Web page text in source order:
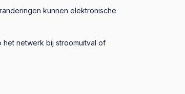
kunnen elektronische
netwerk bij stroomuitval of